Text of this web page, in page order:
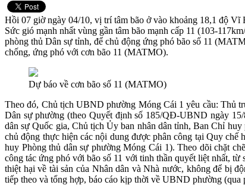
Hồi 07 giờ ngày 04/10, vị trí tâm bão ở vào khoảng 18,1 độ
Sức gió mạnh nhất vùng gần tâm bão mạnh cấp 11 (103-
phòng thủ Dân sự tỉnh, để chủ động ứng phó bão số 11
chống, ứng phó với cơn bão 11 (MATMO).
Dự báo về cơn bão số 11 (MATMO)
Theo đó, Chủ tịch UBND phường Móng Cái 1 yêu cầu: Thủ
Dân sự phường (theo Quyết định số 185/QĐ-UBND ngày
dân sự Quốc gia, Chủ tịch Ủy ban nhân dân tỉnh, Ban Chỉ
chủ động thực hiện các nội dung được phân công tại Quy
huy Phòng thủ dân sự phường Móng Cái 1). Theo dõi chặt
công tác ứng phó với bão số 11 với tinh thần quyết liệt nhất,
thiệt hại về tài sản của Nhân dân và Nhà nước, không để bị
tiếp theo và tổng hợp, báo cáo kịp thời về UBND phường